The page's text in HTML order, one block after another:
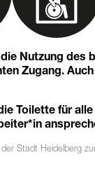
Nutzung des
Zugang.
Toilette für
Stadt Heidelberg